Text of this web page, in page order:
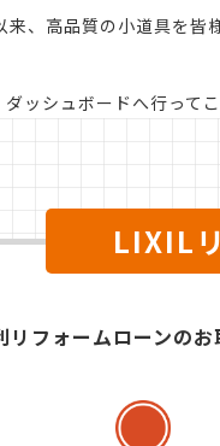
、高品質の小道具を
ダッシュボード へ行って
LIXIL
リフォームローンのお